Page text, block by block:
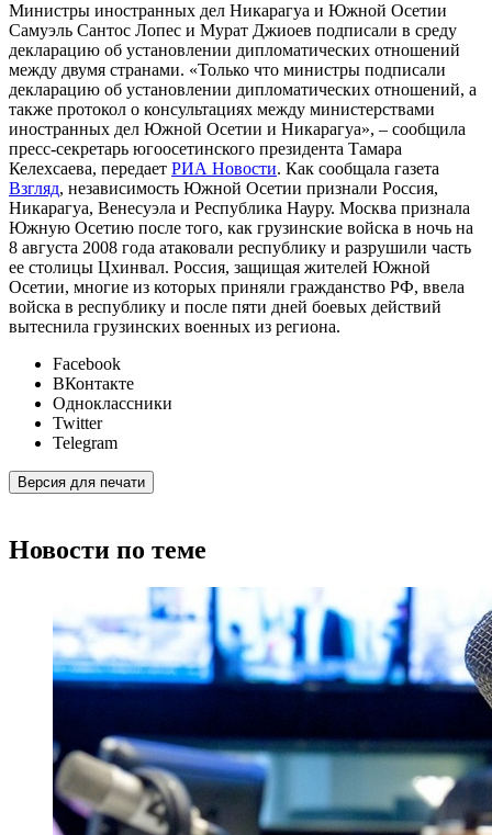
Министры иностранных дел Никарагуа и Южной Осетии
Самуэль Сантос Лопес и Мурат Джиоев подписали в среду
декларацию об установлении дипломатических отношений
между двумя странами. «Только что министры подписали
декларацию об установлении дипломатических отношений, а
также протокол о консультациях между министерствами
иностранных дел Южной Осетии и Никарагуа», – сообщила
пресс-секретарь югоосетинского президента Тамара
Келехсаева, передает РИА Новости. Как сообщала газета
Взгляд, независимость Южной Осетии признали Россия,
Никарагуа, Венесуэла и Республика Науру. Москва признала
Южную Осетию после того, как грузинские войска в ночь на
8 августа 2008 года атаковали республику и разрушили часть
ее столицы Цхинвал. Россия, защищая жителей Южной
Осетии, многие из которых приняли гражданство РФ, ввела
войска в республику и после пяти дней боевых действий
вытеснила грузинских военных из региона.
Facebook
ВКонтакте
Одноклассники
Twitter
Telegram
Версия для печати
Новости по теме